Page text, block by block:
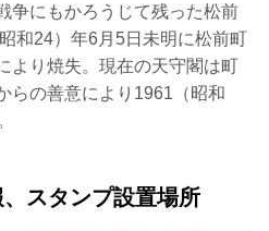
争にもかろうじて残った松前
和24）年6月5日未明に松前町
より焼失。現在の天守閣は町
らの善意により1961（昭和
スタンプ設置場所